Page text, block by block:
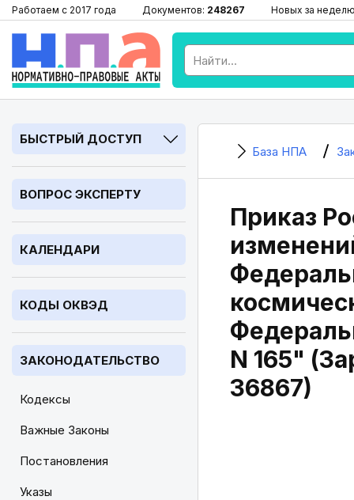
Работаем с 2017 года Документов: 248267 Новых за
БЫСТРЫЙ ДОСТУП
ВОПРОС ЭКСПЕРТУ
КАЛЕНДАРИ
КОДЫ ОКВЭД
ЗАКОНОДАТЕЛЬСТВО
Кодексы
Важные Законы
Постановления
Указы
База НПА
Приказ
N 165"
36867)